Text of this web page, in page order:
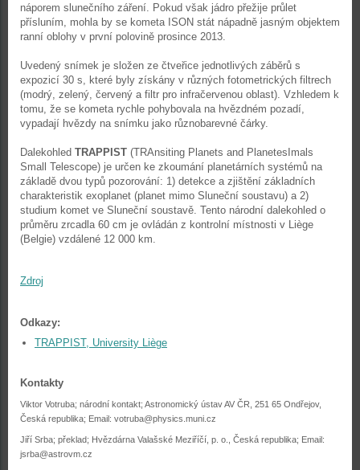
náporem slunečního záření. Pokud však jádro přežije průlet
přísluním, mohla by se kometa ISON stát nápadně jasným objektem
ranní oblohy v první polovině prosince 2013.
Uvedený snímek je složen ze čtveřice jednotlivých záběrů s
expozicí 30 s, které byly získány v různých fotometrických filtrech
(modrý, zelený, červený a filtr pro infračervenou oblast). Vzhledem k
tomu, že se kometa rychle pohybovala na hvězdném pozadí,
vypadají hvězdy na snímku jako různobarevné čárky.
Dalekohled TRAPPIST (TRAnsiting Planets and PlanetesImals
Small Telescope) je určen ke zkoumání planetárních systémů na
základě dvou typů pozorování: 1) detekce a zjištění základních
charakteristik exoplanet (planet mimo Sluneční soustavu) a 2)
studium komet ve Sluneční soustavě. Tento národní dalekohled o
průměru zrcadla 60 cm je ovládán z kontrolní místnosti v Liège
(Belgie) vzdálené 12 000 km.
Zdroj
Odkazy:
TRAPPIST, University Liège
Kontakty
Viktor Votruba; národní kontakt; Astronomický ústav AV ČR, 251 65 Ondřejov,
Česká republika; Email: votruba@physics.muni.cz
Jiří Srba; překlad; Hvězdárna Valašské Meziříčí, p. o., Česká republika; Email:
jsrba@astrovm.cz